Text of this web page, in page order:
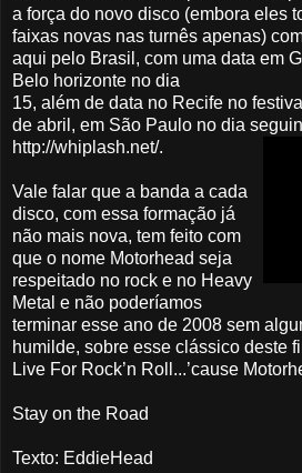
a força do novo disco (embora eles
faixas novas nas turnês apenas)
aqui pelo Brasil, com uma data em
Belo horizonte no dia
15, além de data no Recife no
de abril, em São Paulo no dia
http://whiplash.net/.
Vale falar que a banda a cada
disco, com essa formação já
não mais nova, tem feito com
que o nome Motorhead seja
respeitado no rock e no Heavy
Metal e não poderíamos
terminar esse ano de 2008 sem
humilde, sobre esse clássico deste
Live For Rock’n Roll...’cause
Stay on the Road
Texto: EddieHead